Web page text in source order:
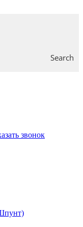
Search
звонок